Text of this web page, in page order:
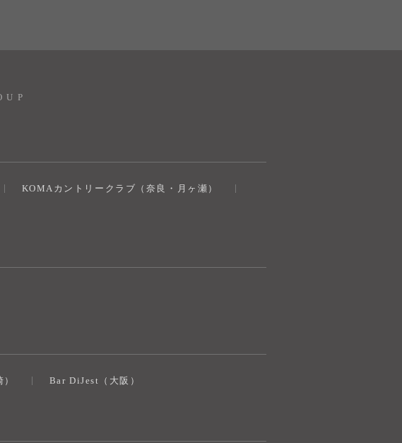
KOMAカントリークラブ（奈良・月ヶ瀬）
Bar DiJest（大阪）
奈良健康ランド
AIコンシェルジュ